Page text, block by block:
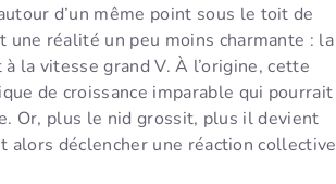
d’un même point sous le toit de
une réalité un peu moins charmante : la
la vitesse grand V. À l’origine, cette
de croissance imparable qui pourrait
Or, plus le nid grossit, plus il devient
alors déclencher une réaction collective